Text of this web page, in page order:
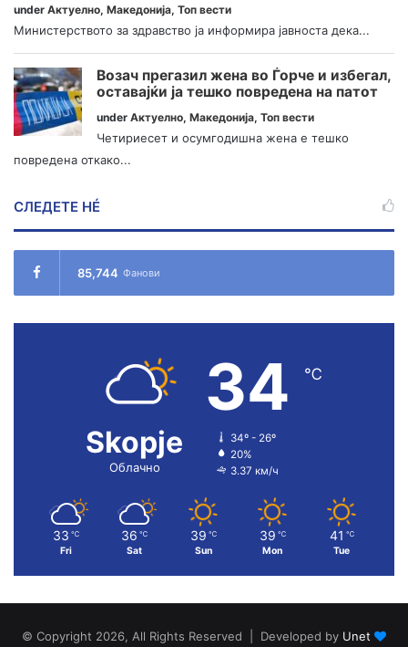
under Актуелно, Македонија, Топ вести
Министерството за здравство ја информира јавноста дека...
Возач прегазил жена во Ѓорче и избегал,
оставајќи ја тешко повредена на патот
under Актуелно, Македонија, Топ вести
Четириесет и осумгодишна жена е тешко
повредена откако...
СЛЕДЕТЕ НÉ
85,744 Фанови
Skopje
Облачно
34 ℃
34º - 26º
20%
3.37 км/ч
33 ℃
Fri
36 ℃
Sat
39 ℃
Sun
39 ℃
Mon
41 ℃
Tue
© Copyright 2026, All Rights Reserved | Developed by Unet